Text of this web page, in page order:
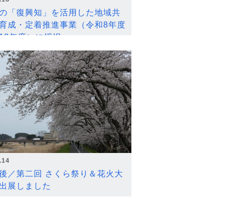
「復興知」を活用した地域共
成・定着推進事業（令和8年度
年度）に採択
／第二回 さくら祭り＆花火大
展しました